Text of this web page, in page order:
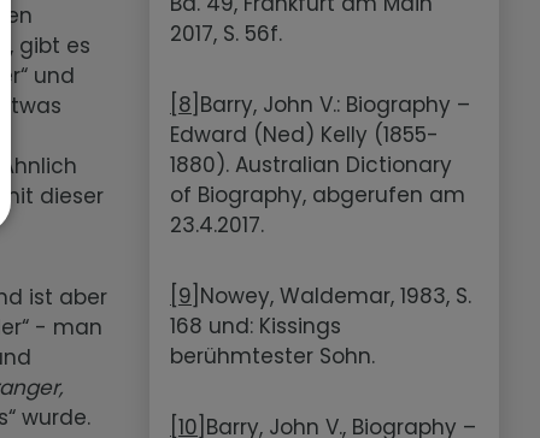
gibt es
und
dieser
ist aber
- man
wurde.
2017, S. 56f.
[8] Barry, John V.: Biography –
Edward (Ned) Kelly (1855-
1880). Australian Dictionary
of Biography, abgerufen am
23.4.2017.
[9] Nowey, Waldemar, 1983, S.
168 und: Kissings
berühmtester Sohn.
[10] Barry, John V., Biography –